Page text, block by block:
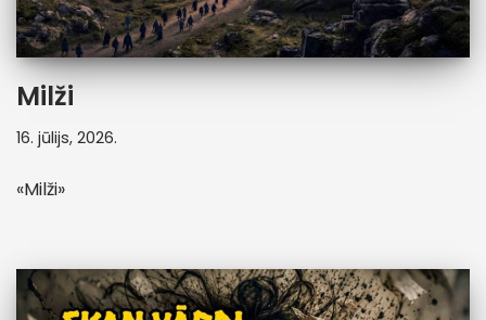
Milži
16. jūlijs, 2026.
«Milži»